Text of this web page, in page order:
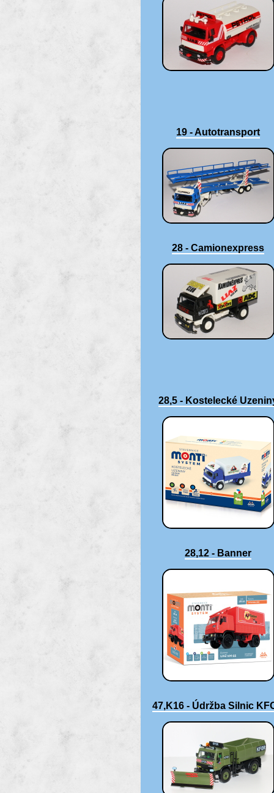
19 - Autotransport
28 - Camionexpress
28,5 - Kostelecké
28,12 - Banner
47,K16 - Údržba Silnic